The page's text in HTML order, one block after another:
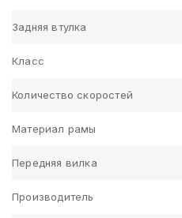
Задняя втулка
Класс
Количество скоростей
Материал рамы
Передняя вилка
Производитель